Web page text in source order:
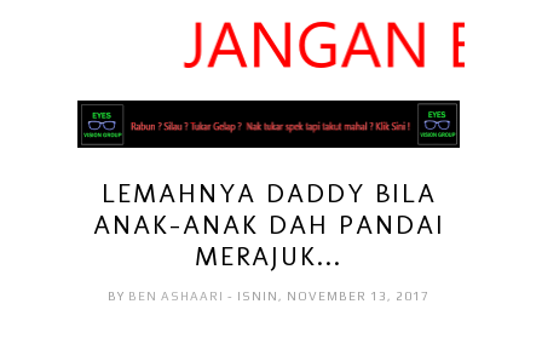
LEMAHNYA DADDY BILA
ANAK-ANAK DAH PANDAI
MERAJUK...
BY BEN ASHAARI- ISNIN, NOVEMBER 13, 2017